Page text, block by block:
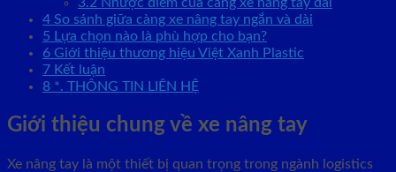
4 So sánh giữa càng xe nâng tay ngắn và dài
5 Lựa chọn nào là phù hợp cho bạn?
6 Giới thiệu thương hiệu Việt Xanh Plastic
7 Kết luận
8 *. THÔNG TIN LIÊN HỆ
Giới thiệu chung về xe nâng tay
Xe nâng tay là một thiết bị quan trọng trong ngành logistics